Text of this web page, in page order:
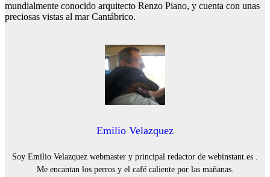
mundialmente conocido arquitecto Renzo Piano, y cuenta con unas
preciosas vistas al mar Cantábrico.
Emilio Velazquez
Soy Emilio Velazquez webmaster y principal redactor de webinstant.es .
Me encantan los perros y el café caliente por las mañanas.